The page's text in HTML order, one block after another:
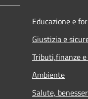
Educazione e
Giustizia e
Tributi,finanze
Ambiente
Salute,